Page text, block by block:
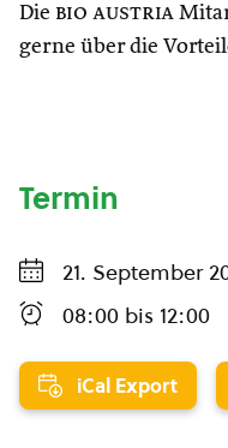
Die bio austria
gerne über die
Termin
21. September
08:00 bis 12:00
iCal Export